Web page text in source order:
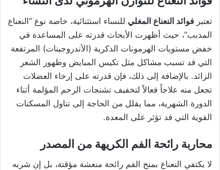
تعتبر فوائد النعناع المغلي للنساء استثنائية، خاصة نوع “النعناع
المدبب”، حيث أظهرت الأبحاث قدرته على المساعدة في
خفض مستويات الهرمونات الذكرية (الأندروجينات) المرتفعة
التي قد تسبب مشاكل مثل تكيس المبايض وظهور الشعر
الزائد. بالإضافة إلى ذلك، فإن قدرته على إرخاء العضلات
تجعل منه علاجاً فعالاً لتخفيف تشنجات الرحم المؤلمة أثناء
الدورة الشهرية، مما يقلل من الحاجة إلى تناول المسكنات
القوية التي قد تؤثر على المعدة.
محاربة رائحة الفم الكريهة من المصدر
لا يكتفي النعناع بمنح الفم رائحة منعشة مؤقتة، بل إن شربه